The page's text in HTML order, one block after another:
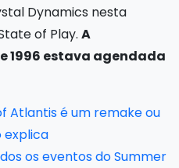
Dynamics nesta
of Play. A
1996 estava agendada
Atlantis é um remake ou
explica
os eventos do Summer